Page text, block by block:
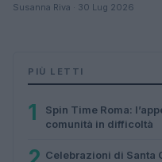
Susanna Riva · 30 Lug 2026
PIÙ LETTI
1
Spin Time Roma:
comunità in difficoltà
Celebrazioni di Santa